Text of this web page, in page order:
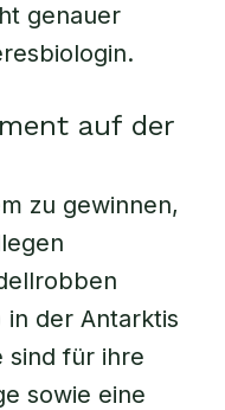
genauer
auf der
zu gewinnen,
der Antarktis
sind für ihre
sowie eine